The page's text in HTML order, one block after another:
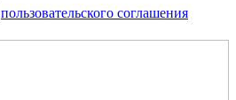
пользовательского соглашения